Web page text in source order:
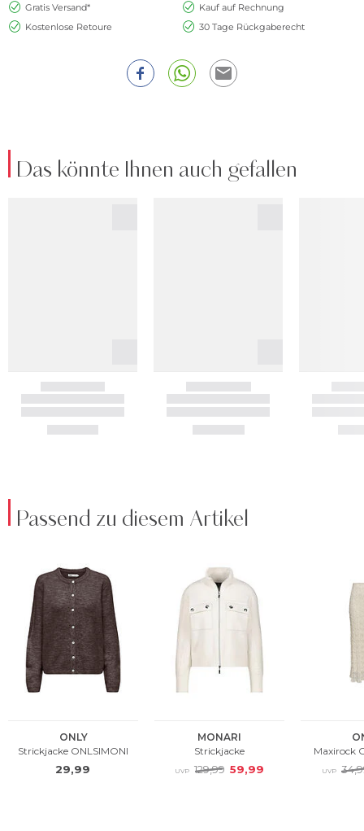
Gratis Versand*
Kauf auf Rechnung
Kostenlose Retoure
30 Tage Rückgaberecht
Das könnte Ihnen auch gefallen
Passend zu diesem Artikel